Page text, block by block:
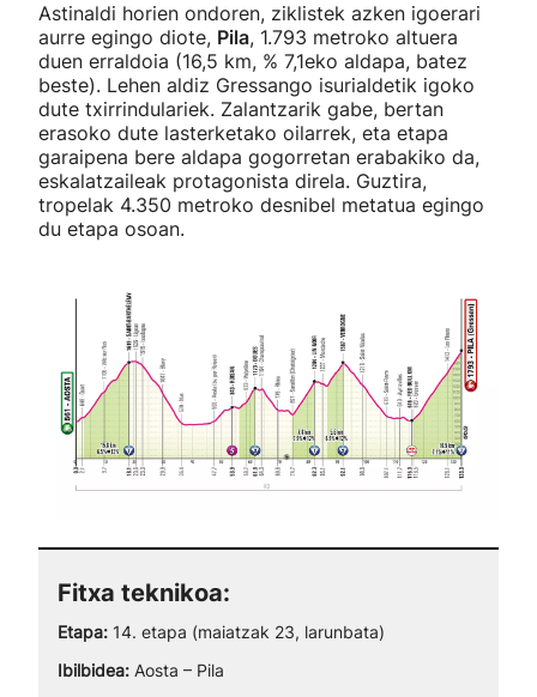
Astinaldi horien ondoren, ziklistek azken igoerari
aurre egingo diote, Pila, 1.793 metroko altuera
duen erraldoia (16,5 km, % 7,1eko aldapa, batez
beste). Lehen aldiz Gressango isurialdetik igoko
dute txirrindulariek. Zalantzarik gabe, bertan
erasoko dute lasterketako oilarrek, eta etapa
garaipena bere aldapa gogorretan erabakiko da,
eskalatzaileak protagonista direla. Guztira,
tropelak 4.350 metroko desnibel metatua egingo
du etapa osoan.
Fitxa teknikoa:
Etapa: 14. etapa (maiatzak 23, larunbata)
Ibilbidea: Aosta – Pila